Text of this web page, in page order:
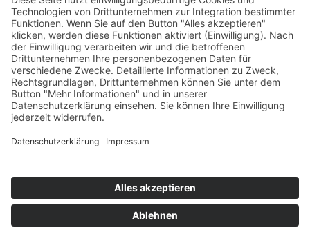
Mutige Mutmacher*innen gesucht!
Komm zu den mutigen Mutmacher*innen.
neugierig?
Claudia Huhmann
Bernd Schulze
Ellen Wutschik